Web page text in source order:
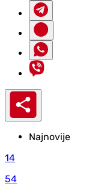
Najnovije
14
54